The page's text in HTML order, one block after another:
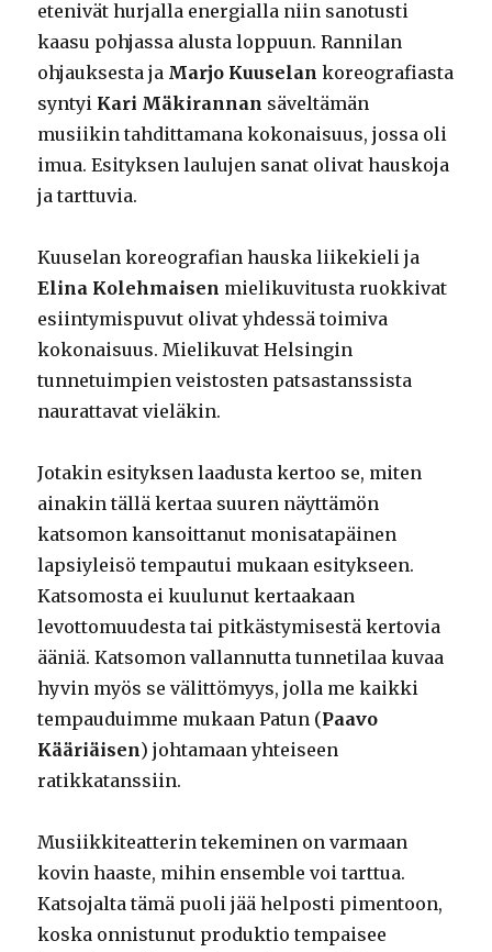
etenivät hurjalla energialla niin sanotusti
kaasu pohjassa alusta loppuun. Rannilan
ohjauksesta ja Marjo Kuuselan koreografiasta
syntyi Kari Mäkirannan säveltämän
musiikin tahdittamana kokonaisuus, jossa oli
imua. Esityksen laulujen sanat olivat hauskoja
ja tarttuvia.
Kuuselan koreografian hauska liikekieli ja
Elina Kolehmaisen mielikuvitusta ruokkivat
esiintymispuvut olivat yhdessä toimiva
kokonaisuus. Mielikuvat Helsingin
tunnetuimpien veistosten patsastanssista
naurattavat vieläkin.
Jotakin esityksen laadusta kertoo se, miten
ainakin tällä kertaa suuren näyttämön
katsomon kansoittanut monisatapäinen
lapsiyleisö tempautui mukaan esitykseen.
Katsomosta ei kuulunut kertaakaan
levottomuudesta tai pitkästymisestä kertovia
ääniä. Katsomon vallannutta tunnetilaa kuvaa
hyvin myös se välittömyys, jolla me kaikki
tempauduimme mukaan Patun (Paavo
Kääriäisen) johtamaan yhteiseen
ratikkatanssiin.
Musiikkiteatterin tekeminen on varmaan
kovin haaste, mihin ensemble voi tarttua.
Katsojalta tämä puoli jää helposti pimentoon,
koska onnistunut produktio tempaisee